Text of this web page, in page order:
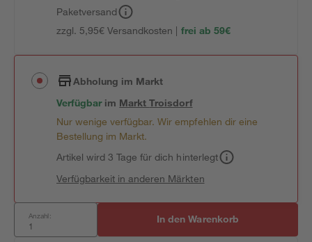
Paketversand
zzgl. 5,95€ Versandkosten | frei ab 59€
Abholung im Markt
Verfügbar im MarktTroisdorf
Nur wenige verfügbar. Wir empfehlen dir eine
Bestellung im Markt.
Artikel wird 3 Tage für dich hinterlegt
Verfügbarkeit in anderen Märkten
Anzahl: In den Warenkorb